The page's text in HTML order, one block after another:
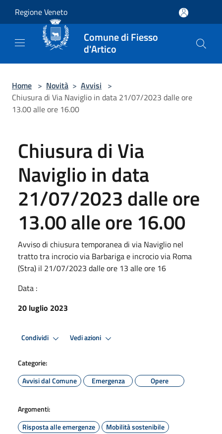
Regione Veneto
Comune di Fiesso
d'Artico
Home > Novità > Avvisi >
Chiusura di Via Naviglio in data 21/07/2023 dalle ore
13.00 alle ore 16.00
Chiusura di Via
Naviglio in data
21/07/2023 dalle ore
13.00 alle ore 16.00
Avviso di chiusura temporanea di via Naviglio nel
tratto tra incrocio via Barbariga e incrocio via Roma
(Stra) il 21/07/2023 dalle ore 13 alle ore 16
Data :
20 luglio 2023
Condividi Vedi azioni
Categorie:
Avvisi dal Comune
Emergenza Opere
Argomenti:
Risposta alle emergenze
Mobilità sostenibile